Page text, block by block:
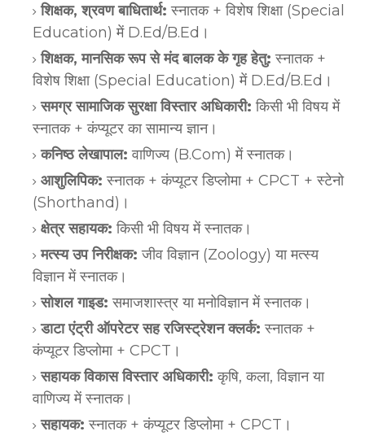
शिक्षक, श्रवण बाधितार्थ: स्नातक + विशेष शिक्षा (Special
Education) में D.Ed/B.Ed।
शिक्षक, मानसिक रूप से मंद बालक के गृह हेतु: स्नातक +
विशेष शिक्षा (Special Education) में D.Ed/B.Ed।
समग्र सामाजिक सुरक्षा विस्तार अधिकारी: किसी भी विषय में
स्नातक + कंप्यूटर का सामान्य ज्ञान।
कनिष्ठ लेखापाल: वाणिज्य (B.Com) में स्नातक।
आशुलिपिक: स्नातक + कंप्यूटर डिप्लोमा + CPCT + स्टेनो
(Shorthand)।
क्षेत्र सहायक: किसी भी विषय में स्नातक।
मत्स्य उप निरीक्षक: जीव विज्ञान (Zoology) या मत्स्य
विज्ञान में स्नातक।
सोशल गाइड: समाजशास्त्र या मनोविज्ञान में स्नातक।
डाटा एंट्री ऑपरेटर सह रजिस्ट्रेशन क्लर्क: स्नातक +
कंप्यूटर डिप्लोमा + CPCT।
सहायक विकास विस्तार अधिकारी: कृषि, कला, विज्ञान या
वाणिज्य में स्नातक।
सहायक: स्नातक + कंप्यूटर डिप्लोमा + CPCT।